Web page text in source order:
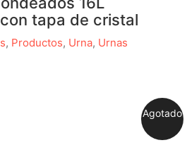
tapa de cristal
, Productos, Urna, Urnas
Agotado